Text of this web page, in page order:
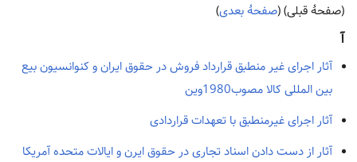
(صفحهٔ قبلی) (صفحهٔ بعدی)
آ
آثار اجرای غیر منطبق قرارداد فروش در حقوق ایران و کنوانسیون بیع
بین المللی کالا مصوب1980وین
آثار اجرای غیرمنطبق با تعهدات قراردادی
آثار از دست دادن اسناد تجاری در حقوق ایرن و ایالات متحده آمریکا